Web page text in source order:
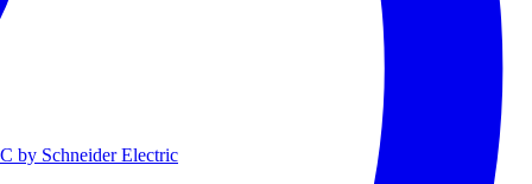
by Schneider Electric